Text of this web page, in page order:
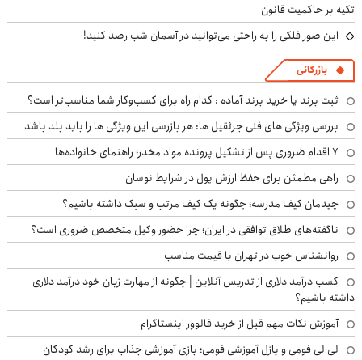
تکیه بر حاکمیت قانون
این صور فلکی را به راحتی می‌توانید در آسمان شب رصد کنید!
بازرگانی
ثبت برند یا خرید برند آماده : کدام راه برای کسب‌وکار شما مناسب‌تر است؟
بررسی ویژگی های فنی جرثقیل ها: هر بازرسی این ویژگی ها را باید بلد باشد
۷ اقدام ضروری پس از تشکیل پرونده مواد مخدر؛ راهنمای خانواده‌ها
راهی مطمئن برای حفظ ارزش پول در شرایط نوسان
چیدمان کیف مدرسه؛ چگونه یک کیف مرتب و سبک داشته باشیم؟
ناگفته‌های طلاق توافقی در ایران؛ چرا حضور وکیل متخصص ضروری است؟
روانشناس خوب در تهران با قیمت مناسب
کسب درآمد دلاری از تدریس آنلاین | چگونه از مهارت زبان خود درآمد دلاری
داشته باشیم؟
آموزش نکات مهم قبل از خرید فالوور اینستاگرام
لی لی فومی و پازل آموزشی فومی؛ بازی آموزشی جذاب برای رشد کودکان